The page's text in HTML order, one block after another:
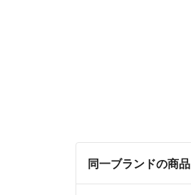
同一ブランドの商品